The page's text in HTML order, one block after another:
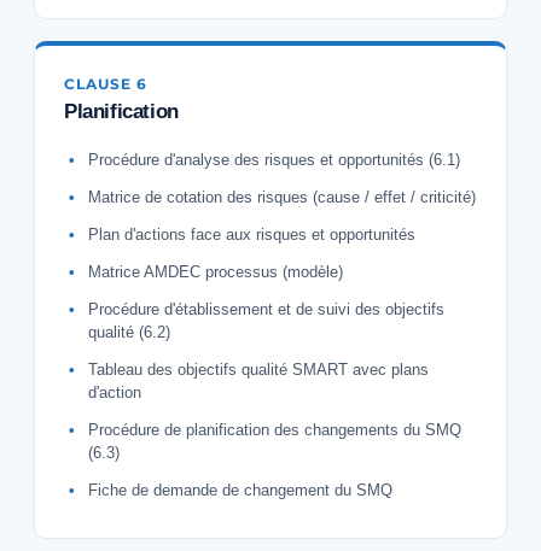
CLAUSE 6
Planification
Procédure d'analyse des risques et opportunités (6.1)
Matrice de cotation des risques (cause / effet / criticité)
Plan d'actions face aux risques et opportunités
Matrice AMDEC processus (modèle)
Procédure d'établissement et de suivi des objectifs
qualité (6.2)
Tableau des objectifs qualité SMART avec plans
d'action
Procédure de planification des changements du SMQ
(6.3)
Fiche de demande de changement du SMQ